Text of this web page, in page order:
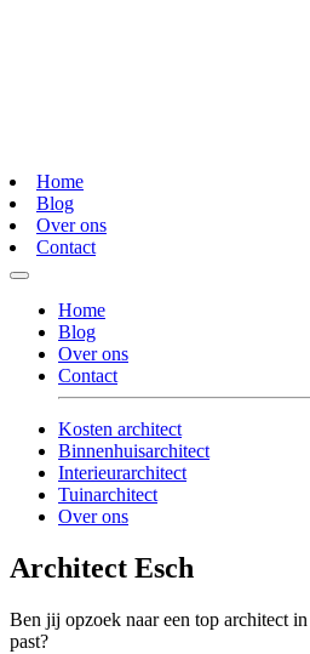
Home
Blog
Over ons
Contact
Home
Blog
Over ons
Contact
Kosten architect
Binnenhuisarchitect
Interieurarchitect
Tuinarchitect
Over ons
Architect Esch
Ben jij opzoek naar een top architect
past?